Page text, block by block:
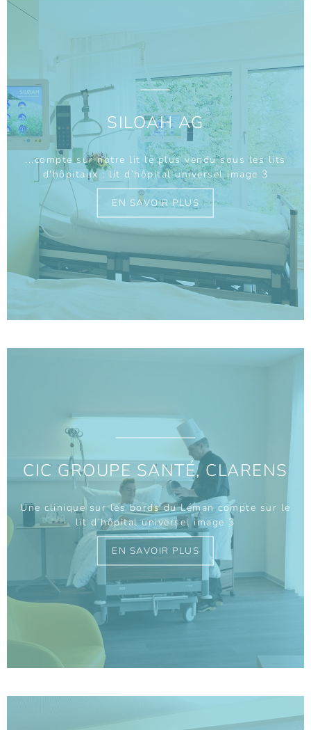
SILOAH AG
...compte sur notre lit le plus vendu sous les lits
d'hôpitaux :lit d’hôpital universelimage 3
EN SAVOIR PLUS
CIC GROUPE SANTÉ, CLARENS
Une clinique sur les bords du Léman compte sur le
lit d’hôpital universel image 3
EN SAVOIR PLUS